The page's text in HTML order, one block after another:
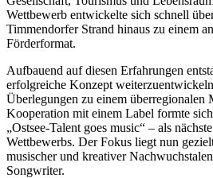
Wettbewerb entwickelte sich schnell
Timmendorfer Strand hinaus zu einem
Förderformat.
Aufbauend auf diesen Erfahrungen
erfolgreiche Konzept
Überlegungen zu einem überregionalen
Kooperation mit einem Label formte
„Ostsee-Talent goes music“ – als
Wettbewerbs. Der Fokus liegt nun
musischer und kreativer
Songwriter.